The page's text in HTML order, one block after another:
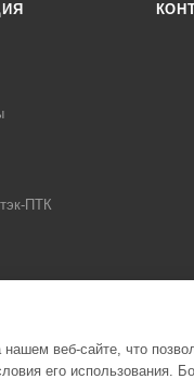
ПТК
веб-сайте, что
его использования.